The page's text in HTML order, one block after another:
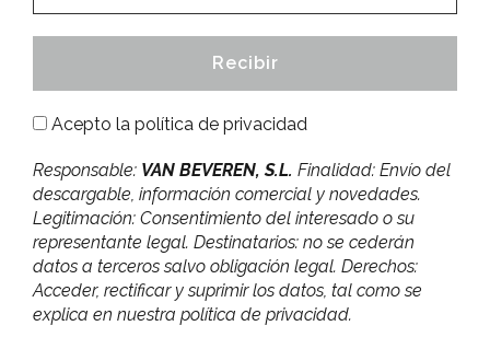
Acepto la política de privacidad
Responsable: VAN BEVEREN, S.L. Finalidad: Envío del
descargable, información comercial y novedades.
Legitimación: Consentimiento del interesado o su
representante legal. Destinatarios: no se cederán
datos a terceros salvo obligación legal. Derechos:
Acceder, rectificar y suprimir los datos, tal como se
explica en nuestra política de privacidad.